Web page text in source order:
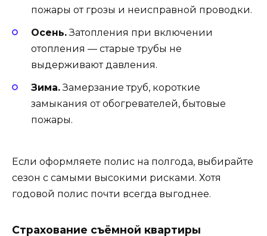
пожары от грозы и неисправной проводки.
Осень.Затопления при включении
отопления — старые трубы не
выдерживают давления.
Зима.Замерзание труб, короткие
замыкания от обогревателей, бытовые
пожары.
Если оформляете полис на полгода, выбирайте
сезон с самыми высокими рисками. Хотя
годовой полис почти всегда выгоднее.
Страхование съёмной квартиры